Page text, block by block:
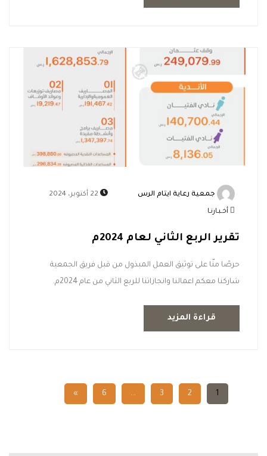
جمعية رعاية ايتام الرس
أخـبـارنـا
تقرير الربع الثاني لعام 2024م
حرصًا منّا على توثيق العمل المبذول من قبل فريق الجمعية
شاركنا معكم اعمالنا وانجازاتنا للربع الثاني من عام 2024م.
قراءة المزيد
1
2
3
...
6
»